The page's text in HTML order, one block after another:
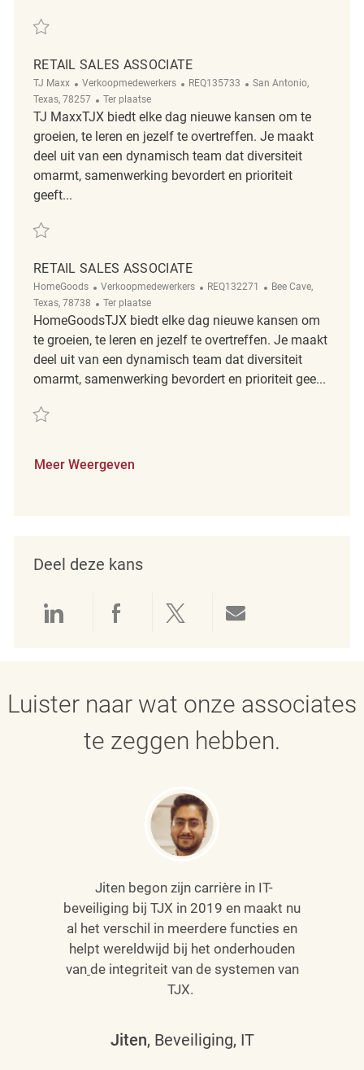
Redden Retail Sales Associate REQ134396
RETAIL SALES ASSOCIATE
TJ Maxx Categorie
Verkoopmedewerkers ReqId
REQ135733 Plaats
San Antonio,
Texas, 78257
Afgelegen
Ter plaatse
TJ MaxxTJX biedt elke dag nieuwe kansen om te
groeien, te leren en jezelf te overtreffen. Je maakt
deel uit van een dynamisch team dat diversiteit
omarmt, samenwerking bevordert en prioriteit
geeft...
Redden Retail Sales Associate REQ135733
RETAIL SALES ASSOCIATE
HomeGoods Categorie
Verkoopmedewerkers ReqId
REQ132271 Plaats
Bee Cave,
Texas, 78738
Afgelegen
Ter plaatse
HomeGoodsTJX biedt elke dag nieuwe kansen om
te groeien, te leren en jezelf te overtreffen. Je maakt
deel uit van een dynamisch team dat diversiteit
omarmt, samenwerking bevordert en prioriteit gee...
Redden Retail Sales Associate REQ132271
Meer Weergeven
Deel deze kans
Delen via LinkedIn
Delen via Facebook
Delen via twitter
Luister naar wat onze associates
te zeggen hebben.
Jiten begon zijn carrière in IT-
beveiliging bij TJX in 2019 en maakt nu
al het verschil in meerdere functies en
helpt wereldwijd bij het onderhouden
van de integriteit van de systemen van
TJX.
Jiten, Beveiliging, IT